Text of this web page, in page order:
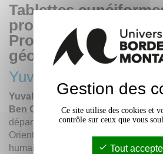
Tablettes
provenant des
Proche-Orient
géoarchéologique
Yuval Goren
Yuval Goren est professeur
Ben Gourion du Néguev. Il a été
département d'archéologie et des
Orient ancien et vice-doyen de la
humaines de l'université de Tel-Aviv.
Gestion des
Ce site utilise des cookies et
contrôle sur ceux que vous
Tout